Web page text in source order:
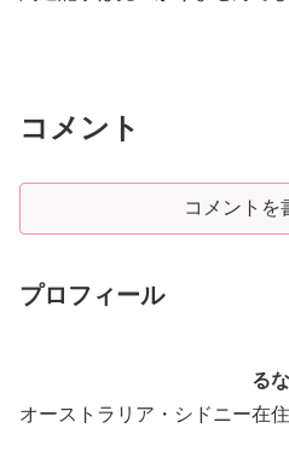
コメント
コメントを
プロフィール
るな
オーストラリア・シドニー在住